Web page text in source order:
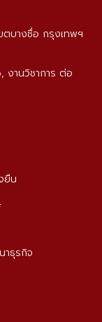
ตบางซื่อ กรุงเทพฯ
านวิชาการ ต่อ
ยืน
าธุรกิจ